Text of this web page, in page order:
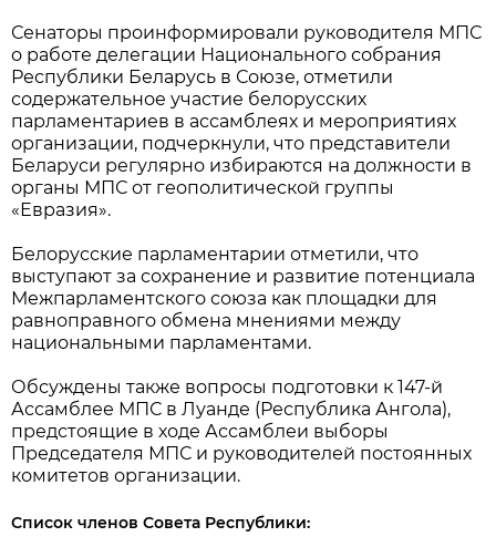
Сенаторы проинформировали руководителя МПС
о работе делегации Национального собрания
Республики Беларусь в Союзе, отметили
содержательное участие белорусских
парламентариев в ассамблеях и мероприятиях
организации, подчеркнули, что представители
Беларуси регулярно избираются на должности в
органы МПС от геополитической группы
«Евразия».
Белорусские парламентарии отметили, что
выступают за сохранение и развитие потенциала
Межпарламентского союза как площадки для
равноправного обмена мнениями между
национальными парламентами.
Обсуждены также вопросы подготовки к 147-й
Ассамблее МПС в Луанде (Республика Ангола),
предстоящие в ходе Ассамблеи выборы
Председателя МПС и руководителей постоянных
комитетов организации.
Список членов Совета Республики: